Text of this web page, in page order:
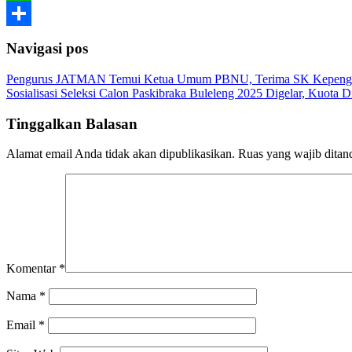
Line
Navigasi pos
Pengurus JATMAN Temui Ketua Umum PBNU, Terima SK
Sosialisasi Seleksi Calon Paskibraka Buleleng 2025 Digelar, Kuota
Tinggalkan Balasan
Alamat email Anda tidak akan dipublikasikan. Ruas yang wajib
Komentar *
Nama *
Email *